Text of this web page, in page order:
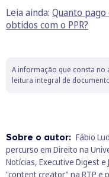
Leia ainda: Quanto
obtidos com o PPR?
A informação que consta no
leitura integral de
Sobre o autor: Fábio
percurso em Direito na
Notícias, Executive Digest
"content creator" na RTP e